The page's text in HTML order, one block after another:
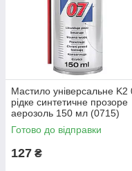
Мастило універсальне K2
рідке синтетичне прозоре
аерозоль 150 мл (0715)
Готово до відправки
127 ₴